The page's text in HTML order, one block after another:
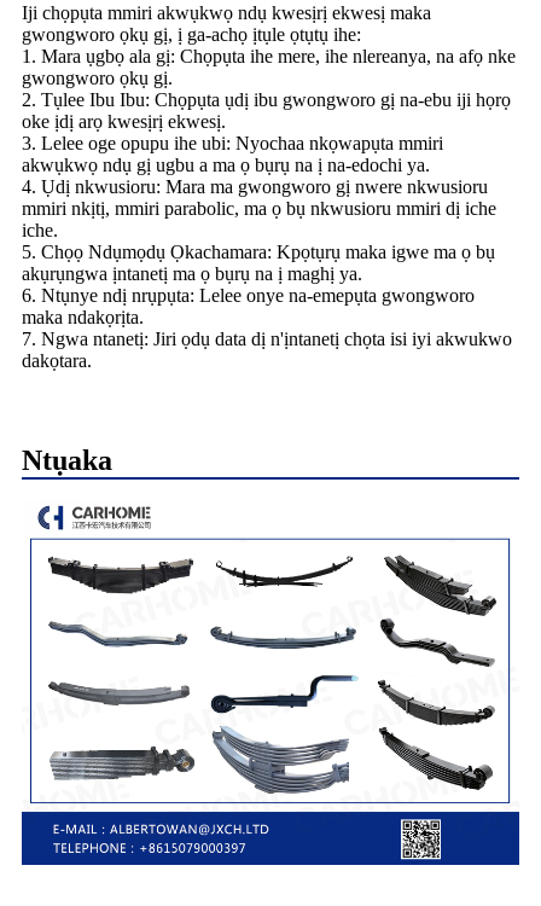
Iji chọpụta mmiri akwụkwọ ndụ kwesịrị ekwesị maka
gwongworo ọkụ gị, ị ga-achọ ịtụle ọtụtụ ihe:
1. Mara ụgbọ ala gị: Chọpụta ihe mere, ihe nlereanya, na afọ nke
gwongworo ọkụ gị.
2. Tụlee Ibu Ibu: Chọpụta ụdị ibu gwongworo gị na-ebu iji họrọ
oke ịdị arọ kwesịrị ekwesị.
3. Lelee oge opupu ihe ubi: Nyochaa nkọwapụta mmiri
akwụkwọ ndụ gị ugbu a ma ọ bụrụ na ị na-edochi ya.
4. Ụdị nkwusioru: Mara ma gwongworo gị nwere nkwusioru
mmiri nkịtị, mmiri parabolic, ma ọ bụ nkwusioru mmiri dị iche
iche.
5. Chọọ Ndụmọdụ Ọkachamara: Kpọtụrụ maka igwe ma ọ bụ
akụrụngwa ịntanetị ma ọ bụrụ na ị maghị ya.
6. Ntụnye ndị nrụpụta: Lelee onye na-emepụta gwongworo
maka ndakọrịta.
7. Ngwa ntanetị: Jiri ọdụ data dị n'ịntanetị chọta isi iyi akwukwo
dakọtara.
Ntụaka